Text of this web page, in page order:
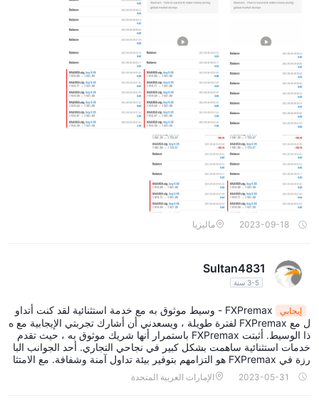
د من المشكلات التي تحدث وغير منطقية على الإطلاق، لن يسمحوا لك بال
سحب باستخدام عذر مثل إساءة استخدام التجارة والمقايضة على الرغم م
أريد دعم gero azrul ولكن عندما يحدث هذا وأخبره بمشكلتي فإنه يتجاهلن
ax التنظيم ولكن FXPremax باستخدام تنظيم مزيف.. أشعر بالفضول تجاه
gero azrul وكان المالك بالفعل شريكًا في احتيال عملائه. لقد وضعت أيضًا
صورة gero azrul التي تم تقييمها، يرجى التحقيق معه مرة أخرى لأنه يعر
ف بالفعل FXPremax لا ينظم ويزيف ولكن لا يزال يروج ويجبر طالبه على
remax لا يوجد تنظيم ولكنه قام بحظر الدردشة الخاصة بي حتى لا يرى طال
به عندما أريد أن أعلمهم
2023-09-18 ماليزيا
Sultan4831
3-5 سنة
إيجابي
FXPremax - وسيط موثوق به مع خدمة استثنائية لقد كنت أتداو
ل مع FXPremax لفترة طويلة ، ويسعدني أن أشارك تجربتي الإيجابية مع ه
ذا الوسيط. أثبتت FXPremax باستمرار أنها شريك موثوق به ، حيث تقدم
خدمات استثنائية ساهمت بشكل كبير في نجاحي التجاري. أحد الجوانب البا
رزة في FXPremax هو التزامهم بتوفير بيئة تداول آمنة وشفافة. مع الامتثا
ل التنظيمي الصارم وحسابات العملاء المنفصلة ، أشعر بالثقة في أن أموال
ي محمية بشكل جيد. تذهب FXPremax إلى أبعد الحدود لإعطاء الأولوية ل
2023-05-31 الإمارات العربية المتحدة